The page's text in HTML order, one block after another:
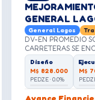
GENERAL
General Lagos
DV-EN PROMEDIO
CARRETERAS SE
COMUNAS
QUE PRESENTA LA
Diseño
M$ 828.000
PEDZE · 0.0%
M$
Avance